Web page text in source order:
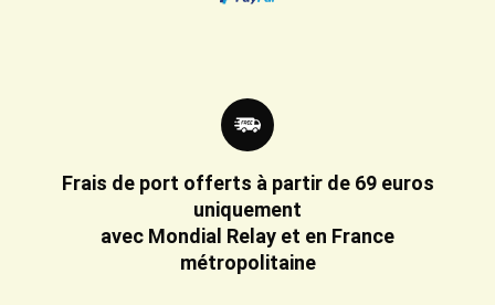
Frais de port offerts à partir de 69 euros
uniquement
avec Mondial Relay et en France
métropolitaine